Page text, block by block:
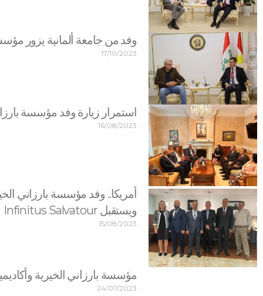
وفد من جامعة ألمانية يزور
17/10/2023
استمرار زيارة وفد مؤسسة
16/08/2023
ويستقبل Infinitus Salvatour
15/08/2023
مؤسسة بارزاني الخيرية وأكاديمية
24/07/2023